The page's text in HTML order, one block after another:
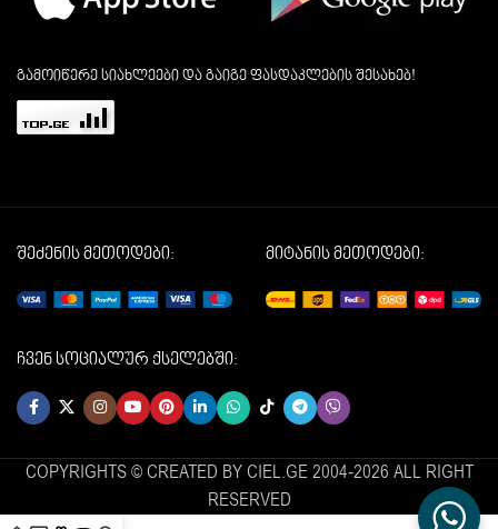
გამოიწერე სიახლეები და გაიგე ფასდაკლების შესახებ!
შეძენის მეთოდები: მიტანის მეთოდები:
ჩვენ სოციალურ ქსელებში:
COPYRIGHTS © CREATED BY CIEL.GE 2004-2026 ALL RIGHT
RESERVED